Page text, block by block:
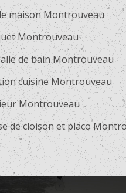
maison Montrouveau
Montrouveau
de bain Montrouveau
cuisine Montrouveau
Montrouveau
de cloison et placo